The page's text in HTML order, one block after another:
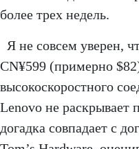
более трех недель.
Я не совсем уверен,
CN¥599 (примерно
высокоскоростного
Lenovo не раскрывает
догадка совпадает с